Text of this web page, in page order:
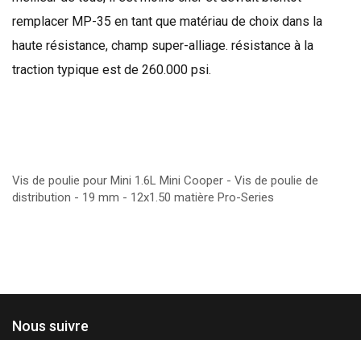
remplacer MP-35 en tant que matériau de choix dans la
haute résistance, champ super-alliage. résistance à la
traction typique est de 260.000 psi.
Vis de poulie pour Mini 1.6L Mini Cooper - Vis de poulie de
distribution - 19 mm - 12x1.50 matière Pro-Series
Nous suivre